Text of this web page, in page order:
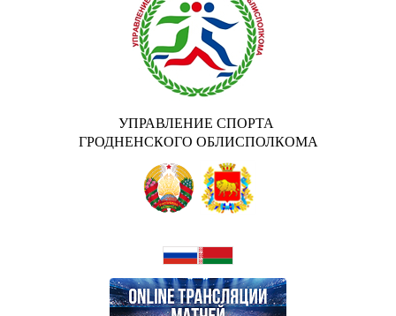
УПРАВЛЕНИЕ СПОРТА
ГРОДНЕНСКОГО ОБЛИСПОЛКОМА